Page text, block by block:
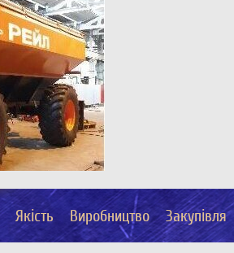
Якість Виробництво Закупівля